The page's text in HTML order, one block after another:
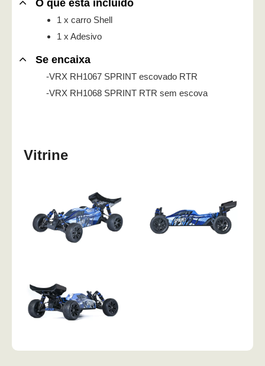
O que está incluído
1 x carro Shell
1 x Adesivo
Se encaixa
-VRX RH1067 SPRINT escovado RTR
-VRX RH1068 SPRINT RTR sem escova
Vitrine